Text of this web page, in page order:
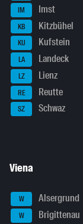
IM Imst
KB Kitzbühel
KU Kufstein
LA Landeck
LZ Lienz
RE Reutte
SZ Schwaz
Viena
W Alsergrund
W Brigittenau